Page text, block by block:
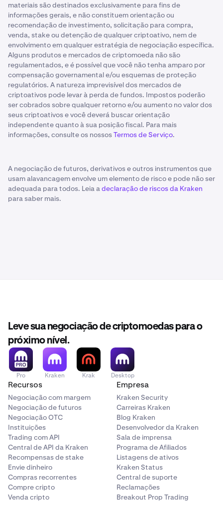
materiais são destinados exclusivamente para fins de
informações gerais, e não constituem orientação ou
recomendação de investimento, solicitação para compra,
venda, stake ou detenção de qualquer criptoativo, nem de
envolvimento em qualquer estratégia de negociação específica.
Alguns produtos e mercados de criptomoeda não são
regulamentados, e é possível que você não tenha amparo por
compensação governamental e/ou esquemas de proteção
regulatórios. A natureza imprevisível dos mercados de
criptoativos pode levar à perda de fundos. Impostos poderão
ser cobrados sobre qualquer retorno e/ou aumento no valor dos
seus criptoativos e você deverá buscar orientação
independente quanto à sua posição fiscal. Para mais
informações, consulte os nossosTermos de Serviço.
A negociação de futuros, derivativos e outros instrumentos que
usam alavancagem envolve um elemento de risco e pode não ser
adequada para todos. Leia adeclaração de riscos da Kraken
para saber mais.
Leve sua negociação de criptomoedas para o
próximo nível.
Pro Kraken Krak Desktop
Recursos
Negociação com margem
Negociação de futuros
Negociação OTC
Instituições
Trading com API
Central de API da Kraken
Recompensas de stake
Envie dinheiro
Compras recorrentes
Compre cripto
Venda cripto
Empresa
Kraken Security
Carreiras Kraken
Blog Kraken
Desenvolvedor da Kraken
Sala de imprensa
Programa de Afiliados
Listagens de ativos
Kraken Status
Central de suporte
Reclamações
Breakout Prop Trading